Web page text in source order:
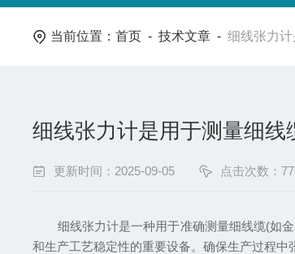
当前位置：首页 -技术文章 -细线张力
细线张力计是用于测量细
更新时间：2025-09-05 点击次数：
细线张力计是一种用于准确测量细线缆(如金
和生产工艺稳定性的重要设备。确保生产过程